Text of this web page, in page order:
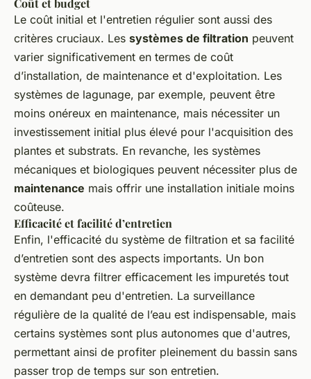
Coût et budget
Le coût initial et l'entretien régulier sont aussi des
critères cruciaux. Les systèmes de filtration peuvent
varier significativement en termes de coût
d’installation, de maintenance et d'exploitation. Les
systèmes de lagunage, par exemple, peuvent être
moins onéreux en maintenance, mais nécessiter un
investissement initial plus élevé pour l'acquisition des
plantes et substrats. En revanche, les systèmes
mécaniques et biologiques peuvent nécessiter plus de
maintenance mais offrir une installation initiale moins
coûteuse.
Efficacité et facilité d’entretien
Enfin, l'efficacité du système de filtration et sa facilité
d’entretien sont des aspects importants. Un bon
système devra filtrer efficacement les impuretés tout
en demandant peu d'entretien. La surveillance
régulière de la qualité de l’eau est indispensable, mais
certains systèmes sont plus autonomes que d'autres,
permettant ainsi de profiter pleinement du bassin sans
passer trop de temps sur son entretien.